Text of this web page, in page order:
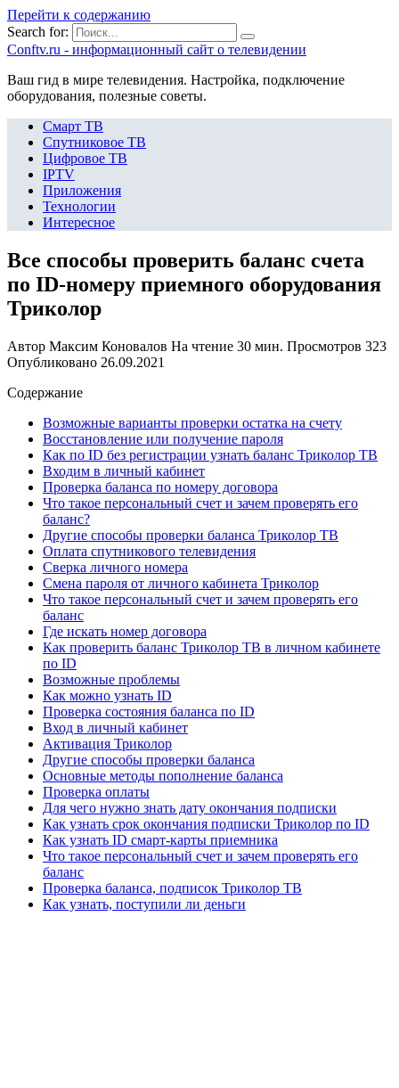
Перейти к содержанию
Search for:
Сonftv.ru - информационный сайт о телевидении
Ваш гид в мире телевидения. Настройка, подключение
оборудования, полезные советы.
Смарт ТВ
Спутниковое ТВ
Цифровое ТВ
IPTV
Приложения
Технологии
Интересное
Все способы проверить баланс счета
по ID-номеру приемного оборудования
Триколор
Автор Максим Коновалов На чтение 30 мин. Просмотров 323
Опубликовано 26.09.2021
Содержание
Возможные варианты проверки остатка на счету
Восстановление или получение пароля
Как по ID без регистрации узнать баланс Триколор ТВ
Входим в личный кабинет
Проверка баланса по номеру договора
Что такое персональный счет и зачем проверять его
баланс?
Другие способы проверки баланса Триколор ТВ
Оплата спутникового телевидения
Сверка личного номера
Смена пароля от личного кабинета Триколор
Что такое персональный счет и зачем проверять его
баланс
Где искать номер договора
Как проверить баланс Триколор ТВ в личном кабинете
по ID
Возможные проблемы
Как можно узнать ID
Проверка состояния баланса по ID
Вход в личный кабинет
Активация Триколор
Другие способы проверки баланса
Основные методы пополнение баланса
Проверка оплаты
Для чего нужно знать дату окончания подписки
Как узнать срок окончания подписки Триколор по ID
Как узнать ID смарт-карты приемника
Что такое персональный счет и зачем проверять его
баланс
Проверка баланса, подписок Триколор ТВ
Как узнать, поступили ли деньги